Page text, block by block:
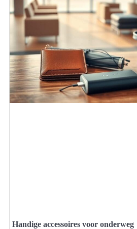
Handige accessoires voor onderweg